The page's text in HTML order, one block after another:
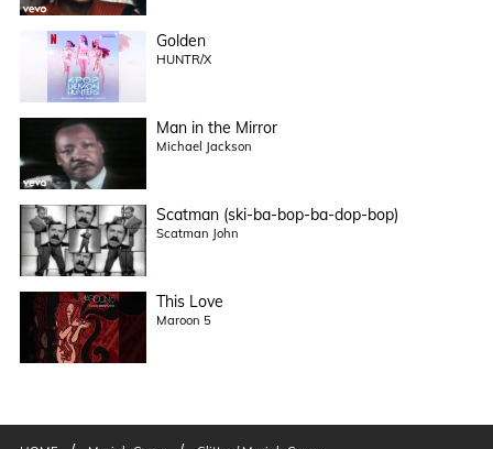
Golden
HUNTR/X
Man in the Mirror
Michael Jackson
Scatman (ski-ba-bop-ba-dop-bop)
Scatman John
This Love
Maroon 5